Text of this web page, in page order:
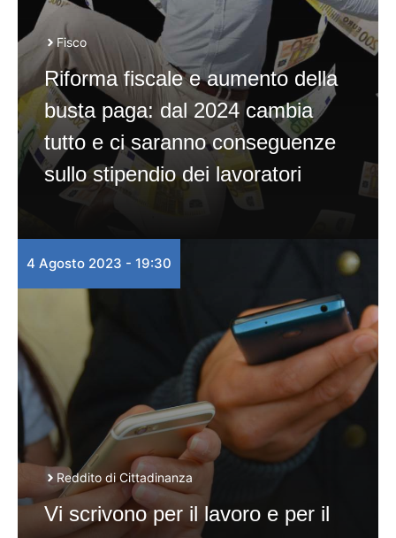
Fisco
Riforma fiscale e aumento della
busta paga: dal 2024 cambia
tutto e ci saranno conseguenze
sullo stipendio dei lavoratori
4 Agosto 2023 - 19:30
Reddito di Cittadinanza
Vi scrivono per il lavoro e per il